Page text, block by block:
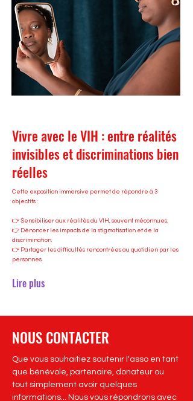
Vivre avec le VIH : entre réalités
invisibles et discriminations bien
réelles
Cette exposition immersive permet de répondre à 3
objectifs :
👉 Sensibiliser aux réalités du VIH, souvent méconnues.
👉 Dénoncer les impacts de la stigmatisation et de la
discrimination.
👉 Partager les difficultés rencontrées au quotidien par les
personnes.
Lire plus
NOUS CONTACTER
Que vous souhaitiez soutenir l'asso en tant
que bénévole, partenaire, donateur ou
tout simplement avoir quelques
informations... Nous vous répondrons avec